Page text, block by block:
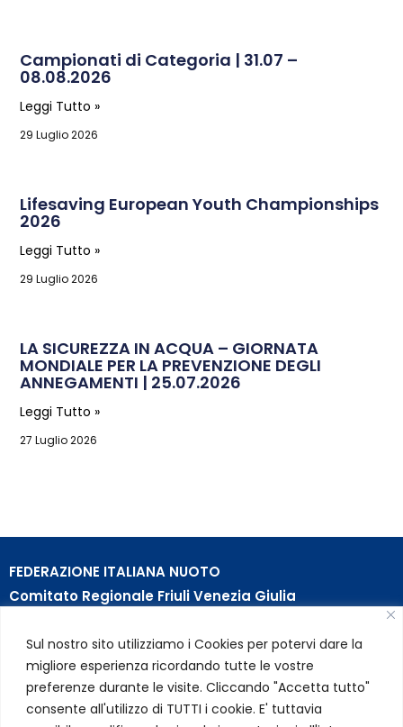
Sul nostro sito utilizziamo i Cookies per potervi dare la
migliore esperienza ricordando tutte le vostre
preferenze durante le visite. Cliccando "Accetta tutto"
consente all'utilizzo di TUTTI i cookie. E' tuttavia
Campionati di Categoria | 31.07 –
08.08.2026
Leggi Tutto »
29 Luglio 2026
Lifesaving European Youth Championships
2026
Leggi Tutto »
29 Luglio 2026
LA SICUREZZA IN ACQUA – GIORNATA
MONDIALE PER LA PREVENZIONE DEGLI
ANNEGAMENTI | 25.07.2026
Leggi Tutto »
27 Luglio 2026
FEDERAZIONE ITALIANA NUOTO
Comitato Regionale Friuli Venezia Giulia
Trieste (TS)
Partita Iva 01384031009
Codice Fiscale 05284670584
Codice SDI USAL8PV – Rif. Amm. TC025